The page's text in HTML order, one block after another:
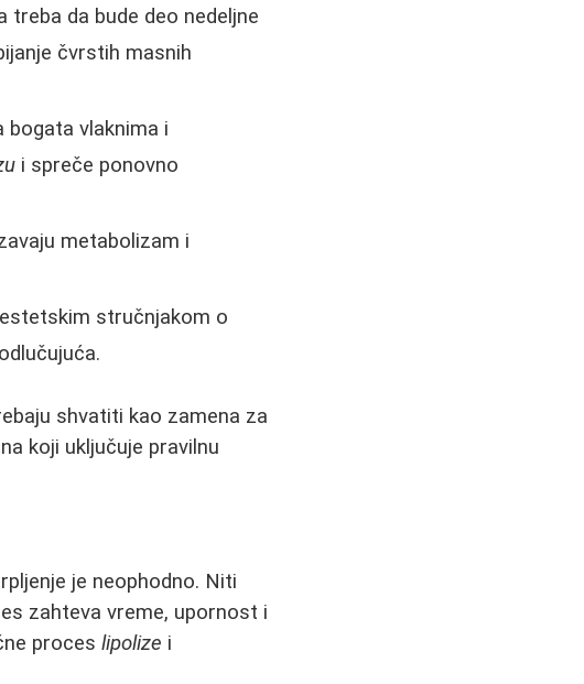
treba da bude deo nedeljne
čvrstih masnih
bogata vlaknima i
i spreče ponovno
metabolizam i
stručnjakom o
shvatiti kao zamena za
koji uključuje pravilnu
je neophodno. Niti
zahteva vreme, upornost i
proceslipolize i